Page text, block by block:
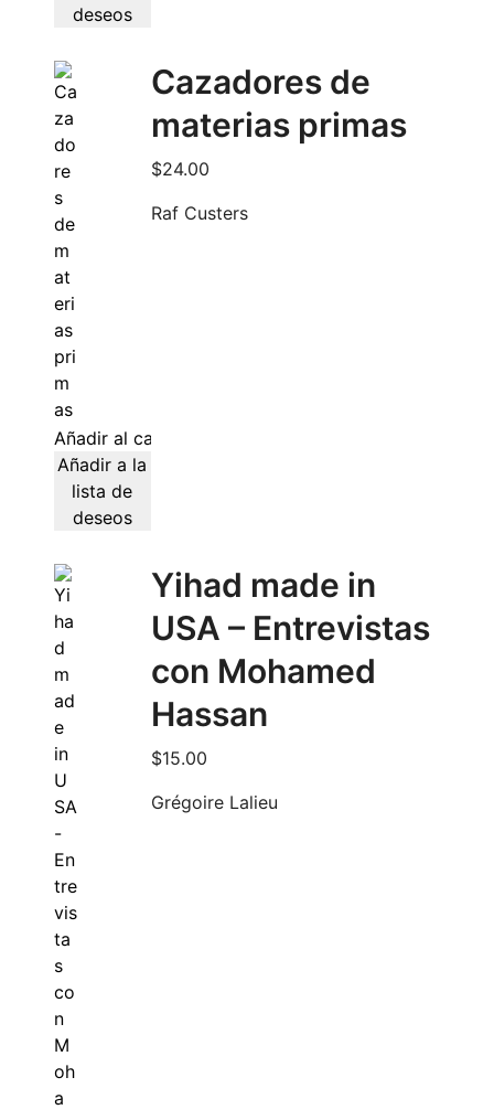
deseos
Añadir al carrito
Añadir a la
lista de
deseos
Cazadores de
materias primas
$24.00
Raf Custers
Yihad made in
USA – Entrevistas
con Mohamed
Hassan
$15.00
Grégoire Lalieu